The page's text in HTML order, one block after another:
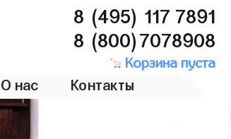
8 (495) 117 7891
8 (800)7078908
Корзина пуста
О нас Контакты